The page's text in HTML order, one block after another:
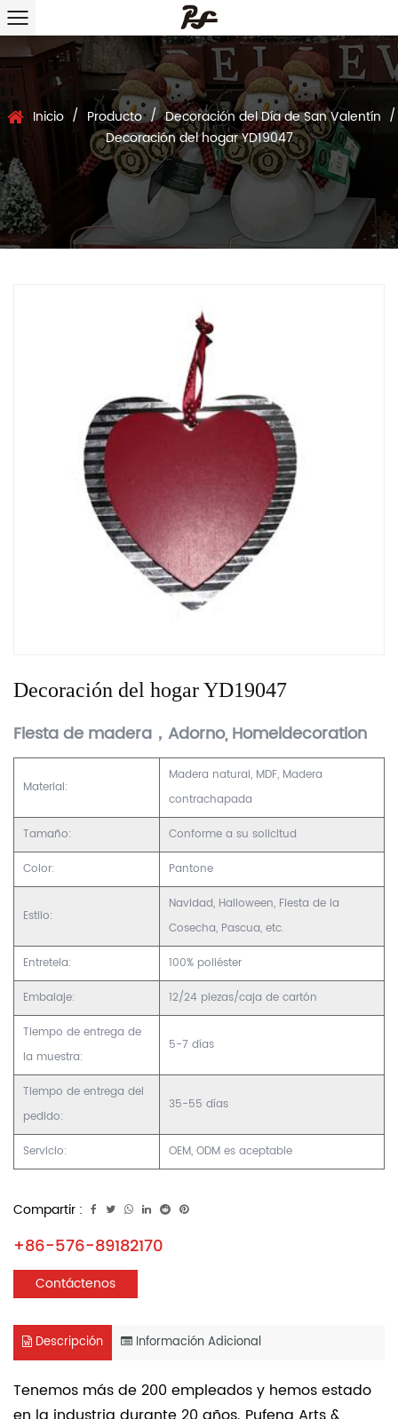
Inicio / Producto / Decoración del Día de San Valentín /
Decoración del hogar YD19047
Decoración del hogar YD19047
Fiesta de madera，Adorno, Homeldecoration
Material:
Madera natural, MDF, Madera
contrachapada
Tamaño: Conforme a su solicitud
Color: Pantone
Estilo:
Navidad, Halloween, Fiesta de la
Cosecha, Pascua, etc.
Entretela: 100% poliéster
Embalaje: 12/24 piezas/caja de cartón
Tiempo de entrega de
la muestra:
5-7 días
Tiempo de entrega del
pedido:
35-55 días
Servicio: OEM, ODM es aceptable
Compartir :
+86-576-89182170
Contáctenos
Descripción Información Adicional
Tenemos más de 200 empleados y hemos estado